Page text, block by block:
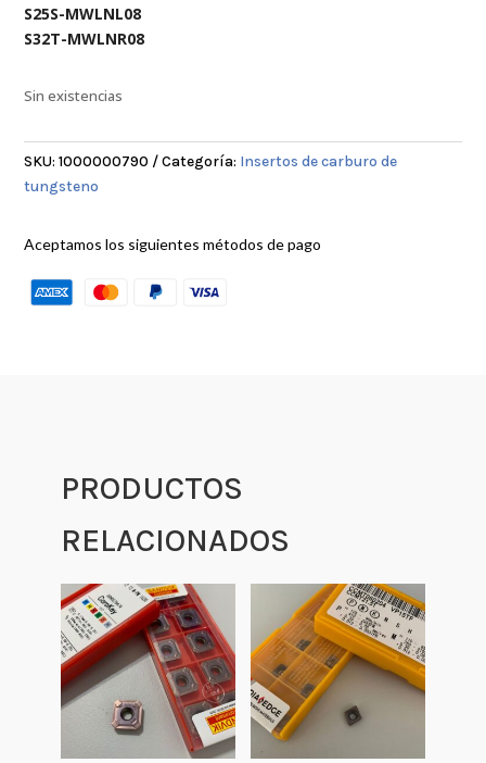
S25S-MWLNL08
S32T-MWLNR08
Sin existencias
SKU:1000000790 Categoría: Insertos de carburo de
tungsteno
Aceptamos los siguientes métodos de pago
PRODUCTOS
RELACIONADOS